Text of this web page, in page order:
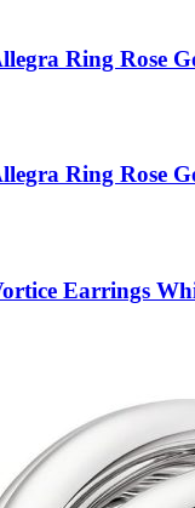
Ring Rose
Ring Rose
Earrings